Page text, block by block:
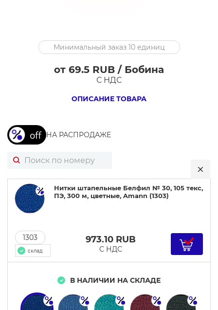
Нитки
штапельные
Белфил
ПЭ,
300
м,
Amann
Минимальный заказ 10 единиц
от 69.5 RUB / Бобина
С НДС
ОПИСАНИЕ ТОВАРА
НА РАСПРОДАЖЕ
Нитки штапельные Белфил № 30, 105 текс,
ПЭ, 300 м, цветные, Amann (1303)
1303
склад
973.10 RUB
С НДС
В НАЛИЧИИ НА СКЛАДЕ